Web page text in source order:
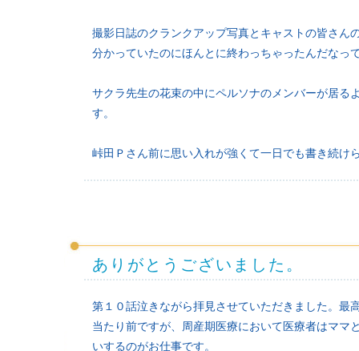
撮影日誌のクランクアップ写真とキャストの皆さん
分かっていたのにほんとに終わっちゃったんだなっ
サクラ先生の花束の中にペルソナのメンバーが居る
す。
峠田Ｐさん前に思い入れが強くて一日でも書き続け
ありがとうございました。
第１０話泣きながら拝見させていただきました。最
当たり前ですが、周産期医療において医療者はママ
いするのがお仕事です。